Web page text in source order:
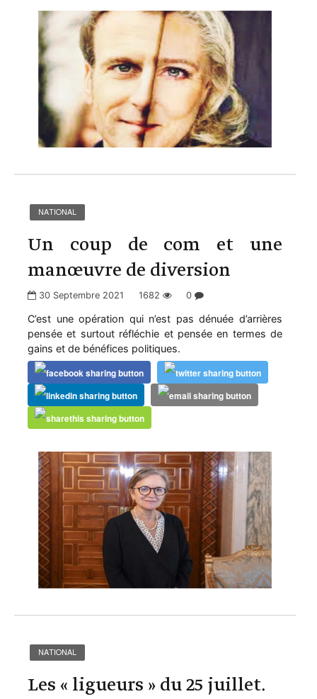
NATIONAL
Un coup de com et une
manœuvre de diversion
30 Septembre 2021 1682 0
C’est une opération qui n’est pas dénuée d’arrières
pensée et surtout réfléchie et pensée en termes de
gains et de bénéfices politiques.
NATIONAL
Les « ligueurs » du 25 juillet.